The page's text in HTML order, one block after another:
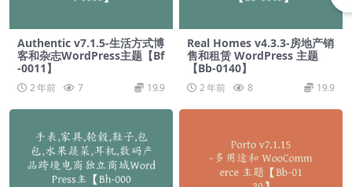
Authentic v7.1.5-生活方式博
客和杂志WordPress主题【Bf
-0011】
2 年前 7 19.9
Real Homes v4.3.3-房地产销
售和租赁 WordPress 主题
【Bb-0140】
2 年前 8 19.9